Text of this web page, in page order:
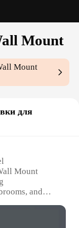
Mount
Mount
для
Mount
and
system